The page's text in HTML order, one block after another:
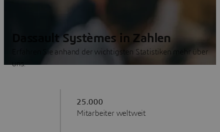
Dassault Systèmes in Zahlen
Erfahren Sie anhand der wichtigsten Statistiken mehr über
uns.
25.000
Mitarbeiter weltweit